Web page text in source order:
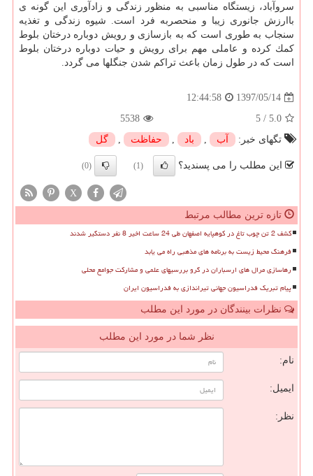
سروآباد، زیستگاه مناسبی به منظور زندگی و زادآوری این گونه ی
باارزش جانوری زیبا و منحصربه فرد است. شیوه زندگی و تغذیه
سنجاب به طوری است كه به بازسازی و رویش دوباره درختان بلوط
كمك كرده و عاملی مهم برای رویش و حیات دوباره درختان بلوط
است كه در طول زمان باعث تراكم شدن جنگلها می گردد.
1397/05/14
12:44:58
5.0
/
5
5538
تگهای خبر:
آب , باد , حفاظت , گل
این مطلب را می پسندید؟ (1)
(0)
X
تازه ترین مطالب مرتبط
کشف 2 تن چوب تاغ در کوهپایه اصفهان طی 24 ساعت اخیر 8 نفر دستگیر شدند
فرهنگ محیط زیست به برنامه های مذهبی راه می یابد
رهاسازی مرال های ارسباران در گرو بررسیهای علمی و مشارکت جوامع محلی
پیام تبریک فدراسیون جهانی تیراندازی به فدراسیون ایران
نظرات بینندگان در مورد این مطلب
نظر شما در مورد این مطلب
نام:
ایمیل:
نظر: